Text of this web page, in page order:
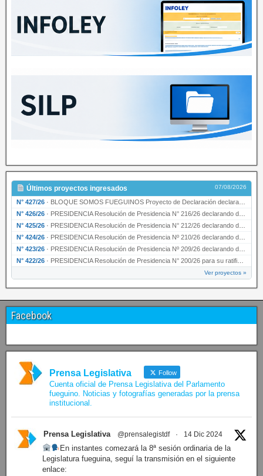
Últimos proyectos ingresados 07/08/2026
N° 427/26 · BLOQUE SOMOS FUEGUINOS Proyecto de Declaración declarando de interés provincial PRESIDENCI…
N° 426/26 · PRESIDENCIA Resolución de Presidencia N° 216/26 declarando de interés provincial la labor …
N° 425/26 · PRESIDENCIA Resolución de Presidencia N° 212/26 declarando de interés provincial el “50° A…
N° 424/26 · PRESIDENCIA Resolución de Presidencia Nº 210/26 declarando de interés provincial el proyec…
N° 423/26 · PRESIDENCIA Resolución de Presidencia Nº 209/26 declarando de interés provincial la presen…
N° 422/26 · PRESIDENCIA Resolución de Presidencia N° 200/26 para su ratificación.
Ver proyectos »
Facebook
Prensa Legislativa Follow
Cuenta oficial de Prensa Legislativa del Parlamento
fueguino. Noticias y fotografías generadas por la prensa
institucional.
Prensa Legislativa @prensalegistdf · 14 Dic 2024
En instantes comezará la 8ª sesión ordinaria de la
Legislatura fueguina, seguí la transmisión en el siguiente
enlace: